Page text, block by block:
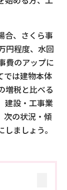
合、さくら事
円程度、水回
費のアップに
では建物本体
増税と比べる
建設・工事業
次の状況・傾
ましょう。